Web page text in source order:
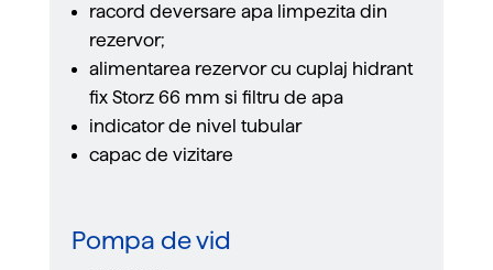
racord deversare apa limpezita din
rezervor;
alimentarea rezervor cu cuplaj hidrant
ﬁx Storz 66 mm si ﬁltru de apa
indicator de nivel tubular
capac de vizitare
Pompa de vid